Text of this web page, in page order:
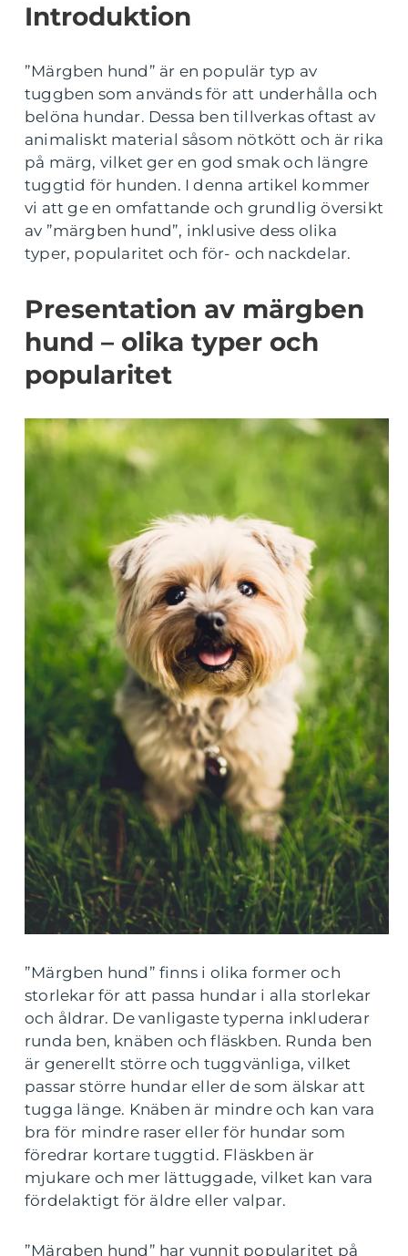
Introduktion
”Märgben hund” är en populär typ av
tuggben som används för att underhålla och
belöna hundar. Dessa ben tillverkas oftast av
animaliskt material såsom nötkött och är rika
på märg, vilket ger en god smak och längre
tuggtid för hunden. I denna artikel kommer
vi att ge en omfattande och grundlig översikt
av ”märgben hund”, inklusive dess olika
typer, popularitet och för- och nackdelar.
Presentation av märgben
hund – olika typer och
popularitet
”Märgben hund” finns i olika former och
storlekar för att passa hundar i alla storlekar
och åldrar. De vanligaste typerna inkluderar
runda ben, knäben och fläskben. Runda ben
är generellt större och tuggvänliga, vilket
passar större hundar eller de som älskar att
tugga länge. Knäben är mindre och kan vara
bra för mindre raser eller för hundar som
föredrar kortare tuggtid. Fläskben är
mjukare och mer lättuggade, vilket kan vara
fördelaktigt för äldre eller valpar.
”Märgben hund” har vunnit popularitet på